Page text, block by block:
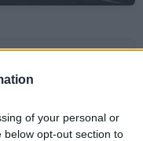
of your personal or
opt-out section to
turniej został